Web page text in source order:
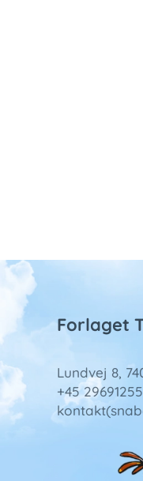
Forlaget
Lundvej 8,
+45 29691255